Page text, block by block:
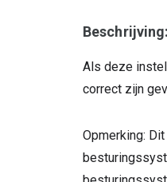
Beschrijving:
Als deze
correct zijn
Opmerking: